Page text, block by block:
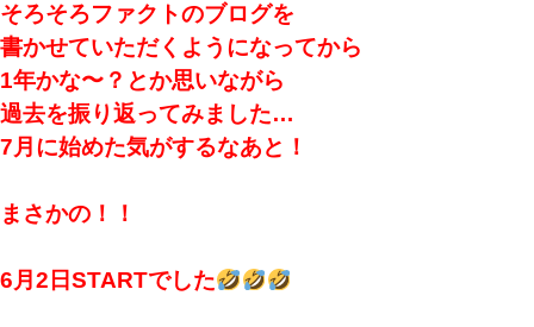
そろそろファクトのブログを
書かせていただくようになってから
1年かな〜？とか思いながら
過去を振り返ってみました…
7月に始めた気がするなあと！
まさかの！！
6月2日STARTでした